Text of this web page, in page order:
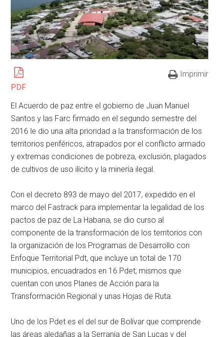
PDF
Imprimir
El Acuerdo de paz entre el gobierno de Juan Manuel
Santos y las Farc firmado en el segundo semestre del
2016 le dio una alta prioridad a la transformación de los
territorios periféricos, atrapados por el conflicto armado
y extremas condiciones de pobreza, exclusión, plagados
de cultivos de uso ilícito y la minería ilegal.
Con el decreto 893 de mayo del 2017, expedido en el
marco del Fastrack para implementar la legalidad de los
pactos de paz de La Habana, se dio curso al
componente de la transformación de los territorios con
la organización de los Programas de Desarrollo con
Enfoque Territorial Pdt, que incluye un total de 170
municipios, encuadrados en 16 Pdet; mismos que
cuentan con unos Planes de Acción para la
Transformación Regional y unas Hojas de Ruta.
Uno de los Pdet es el del sur de Bolívar que comprende
las áreas aledañas a la Serranía de San Lucas y del